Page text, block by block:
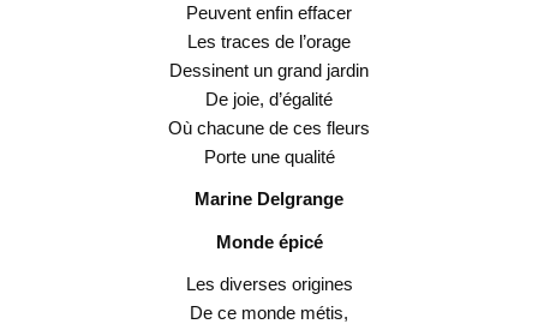
Peuvent enfin effacer
Les traces de l’orage
Dessinent un grand jardin
De joie, d’égalité
Où chacune de ces fleurs
Porte une qualité
Marine Delgrange
Monde épicé
Les diverses origines
De ce monde métis,